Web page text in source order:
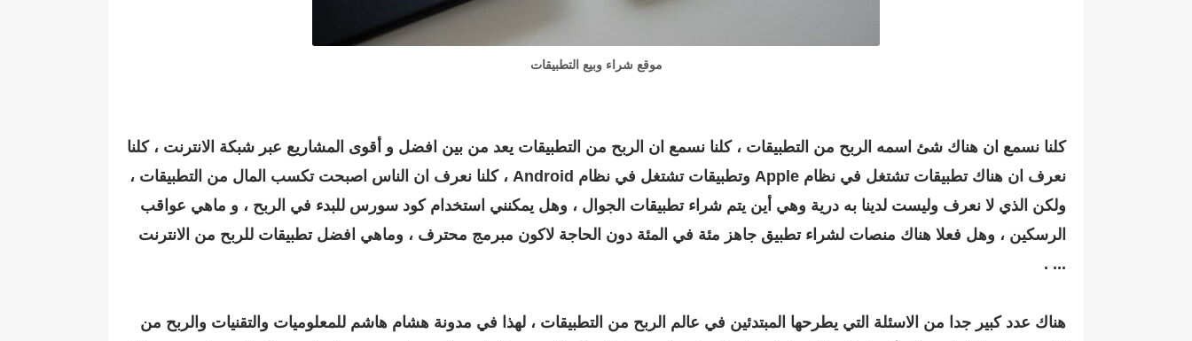
موقع شراء وبيع التطبيقات
كلنا نسمع ان هناك شئ اسمه الربح من التطبيقات ، كلنا نسمع ان الربح من التطبيقات يعد من بين افضل و أقوى المشاريع عبر شبكة الانترنت ، كلنا
نعرف ان هناك تطبيقات تشتغل في نظام Apple وتطبيقات تشتغل في نظام Android ، كلنا نعرف ان الناس اصبحت تكسب المال من التطبيقات ،
ولكن الذي لا نعرف وليست لدينا به درية وهي أين يتم شراء تطبيقات الجوال ، وهل يمكنني استخدام كود سورس للبدء في الربح ، و ماهي عواقب
الرسكين ، وهل فعلا هناك منصات لشراء تطبيق جاهز مئة في المئة دون الحاجة لاكون مبرمج محترف ، وماهي افضل تطبيقات للربح من الانترنت
... .
هناك عدد كبير جدا من الاسئلة التي يطرحها المبتدئين في عالم الربح من التطبيقات ، لهذا في مدونة هشام هاشم للمعلوميات والتقنيات والربح من